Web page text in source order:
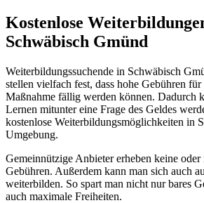
Kostenlose
Schwäbisch Gmünd
Weiterbildungssuchende in Schwäbisch
stellen vielfach fest, dass hohe Gebühren
Maßnahme fällig werden können. Dadurch
Lernen mitunter eine Frage des Geldes
kostenlose Weiterbildungsmöglichkeiten in
Umgebung.
Gemeinnützige Anbieter erheben keine oder
Gebühren. Außerdem kann man sich auch
weiterbilden. So spart man nicht nur bares
auch maximale Freiheiten.